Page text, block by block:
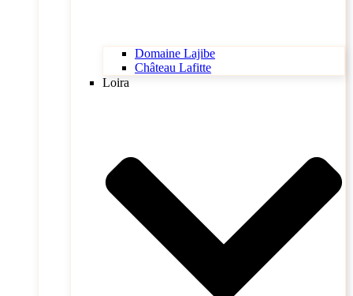
Domaine Lajibe
Château Lafitte
Loira